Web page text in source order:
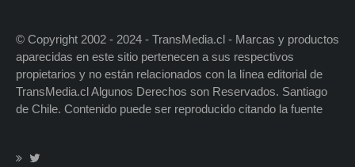
© Copyright 2002 - 2024 - TransMedia.cl - Marcas y productos
aparecidas en este sitio pertenecen a sus respectivos
propietarios y no están relacionados con la línea editorial de
TransMedia.cl Algunos Derechos son Reservados. Santiago
de Chile. Contenido puede ser reproducido citando la fuente